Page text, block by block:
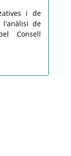
i de
l'anàlisi de
Consell